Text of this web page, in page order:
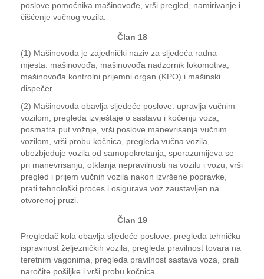
poslove pomoćnika mašinovođe, vrši pregled, namirivanje i
čišćenje vučnog vozila.
Član 18
(1) Mašinovođa je zajednički naziv za sljedeća radna
mjesta: mašinovođa, mašinovođa nadzornik lokomotiva,
mašinovođa kontrolni prijemni organ (KPO) i mašinski
dispečer.
(2) Mašinovođa obavlja sljedeće poslove: upravlja vučnim
vozilom, pregleda izvještaje o sastavu i kočenju voza,
posmatra put vožnje, vrši poslove manevrisanja vučnim
vozilom, vrši probu kočnica, pregleda vučna vozila,
obezbjeđuje vozila od samopokretanja, sporazumijeva se
pri manevrisanju, otklanja nepravilnosti na vozilu i vozu, vrši
pregled i prijem vučnih vozila nakon izvršene popravke,
prati tehnološki proces i osigurava voz zaustavljen na
otvorenoj pruzi.
Član 19
Pregledač kola obavlja sljedeće poslove: pregleda tehničku
ispravnost željezničkih vozila, pregleda pravilnost tovara na
teretnim vagonima, pregleda pravilnost sastava voza, prati
naročite pošiljke i vrši probu kočnica.